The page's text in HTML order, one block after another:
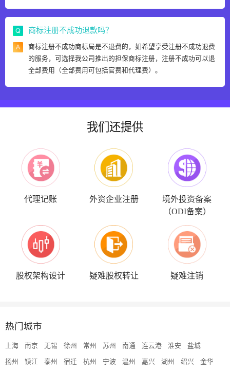
商标注册不成功退款吗？
商标注册不成功商标局是不退费的，如希望享受注册不成功退费
的服务，可选择我公司推出的担保商标注册，注册不成功可以退
全部费用（全部费用可包括官费和代理费）。
我们还提供
代理记账 外资企业注册
境外投资备案
（ODI备案）
股权架构设计 疑难股权转让 疑难注销
热门城市
上海 南京 无锡 徐州 常州 苏州 南通 连云港 淮安 盐城
扬州 镇江 泰州 宿迁 杭州 宁波 温州 嘉兴 湖州 绍兴 金华